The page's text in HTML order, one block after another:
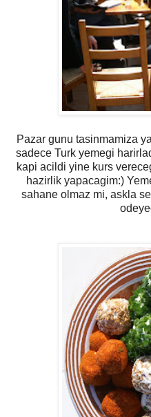
Pazar gunu tasinmamiza
sadece Turk yemegi
kapi acildi yine kurs
hazirlik yapacagim:)
sahane olmaz mi, askla